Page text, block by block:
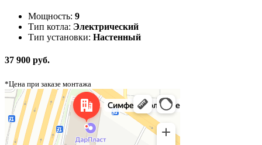
Мощность: 9
Тип котла: Электрический
Тип установки: Настенный
37 900 руб.
*Цена при заказе монтажа